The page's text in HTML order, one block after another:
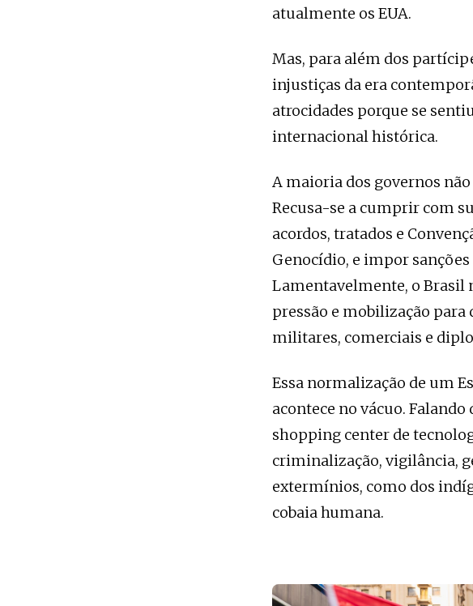
atualmente os EUA.
Mas, para além dos
injustiças da era
atrocidades porque se
internacional histórica.
A maioria dos governos
Recusa-se a cumprir com
acordos, tratados e
Genocídio, e impor
Lamentavelmente, o Brasil
pressão e mobilização
militares, comerciais e
Essa normalização de um
acontece no vácuo.
shopping center de
criminalização, vigilância,
extermínios, como dos
cobaia humana.